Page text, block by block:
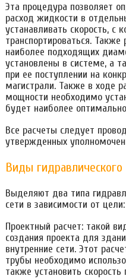
Эта процедура позволяет
расход жидкости в
устанавливать скорость, с
транспортироваться.
наиболее подходящих
установлены в системе, а
при ее поступлении на
магистрали. Также в ходе
мощности необходимо
будет наиболее
Все расчеты следует
утвержденных
Виды гидравлического
Выделяют два типа
сети в зависимости от
Проектный расчет: такой
создания проекта для
внутренние сети. Этот
трубы необходимо
также установить